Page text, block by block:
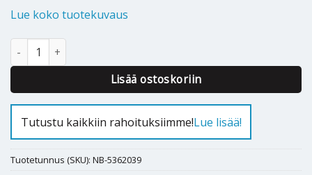
Lue koko tuotekuvaus
Poistoilmalämpöpumpun lisävarustekortti kesäpysäytykselle
Lisää ostoskoriin
Alternative:
Tutustu kaikkiin rahoituksiimme!Lue lisää!
Tuotetunnus (SKU): NB-5362039